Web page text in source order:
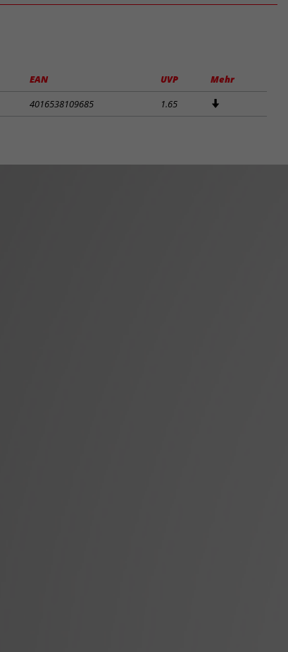
EAN UVP
Mehr
4016538109685 1.65